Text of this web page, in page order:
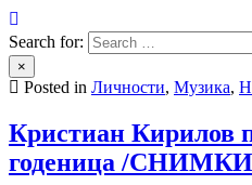
People of Bulgaria
За хората на България
Search for:
×
Posted in Личности, Музика,
Кристиан Кирилов
годеница /